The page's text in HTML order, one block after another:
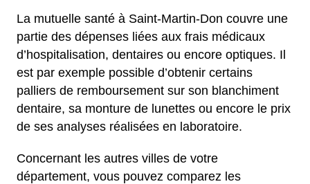
La mutuelle santé à Saint-Martin-Don couvre une
partie des dépenses liées aux frais médicaux
d’hospitalisation, dentaires ou encore optiques. Il
est par exemple possible d’obtenir certains
palliers de remboursement sur son blanchiment
dentaire, sa monture de lunettes ou encore le prix
de ses analyses réalisées en laboratoire.
Concernant les autres villes de votre
département, vous pouvez comparez les